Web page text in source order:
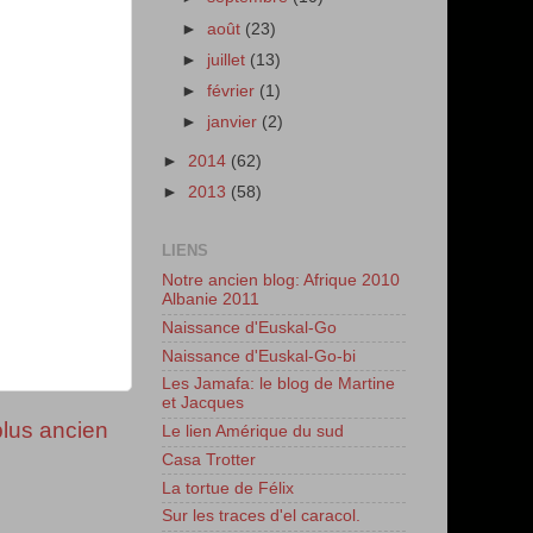
ancien
►août (23)
► juillet (13)
►février (1)
► janvier (2)
► 2014 (62)
► 2013 (58)
LIENS
Notre ancien blog: Afrique 2010
Albanie 2011
Naissance d'Euskal-Go
Naissance d'Euskal-Go-bi
Les Jamafa: le blog de Martine
et Jacques
Le lien Amérique du sud
Casa Trotter
La tortue de Félix
Sur les traces d'el caracol.